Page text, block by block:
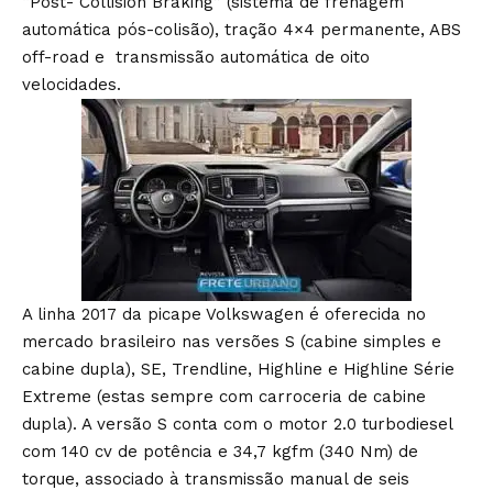
automática pós-colisão), tração 4×4 permanente, ABS
off-road e transmissão automática de oito
velocidades.
A linha 2017 da picape Volkswagen é oferecida no
mercado brasileiro nas versões S (cabine simples e
cabine dupla), SE, Trendline, Highline e Highline Série
Extreme (estas sempre com carroceria de cabine
dupla). A versão S conta com o motor 2.0 turbodiesel
com 140 cv de potência e 34,7 kgfm (340 Nm) de
torque, associado à transmissão manual de seis